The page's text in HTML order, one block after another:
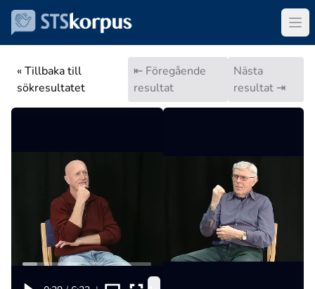
« Tillbaka till
sökresultatet
⇤ Föregående
resultat
Nästa
resultat ⇥